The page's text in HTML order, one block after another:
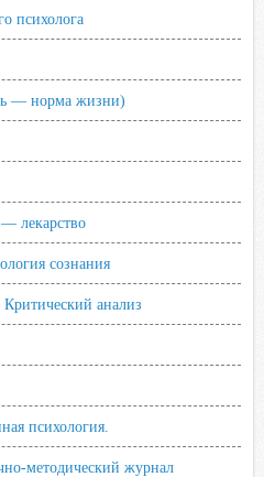
психолога
— норма жизни)
— лекарство
сознания
анализ
психология.
методический журнал